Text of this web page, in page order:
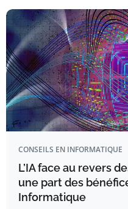
CONSEILS EN INFORMATIQUE
L’IA face au revers
une part des
Informatique